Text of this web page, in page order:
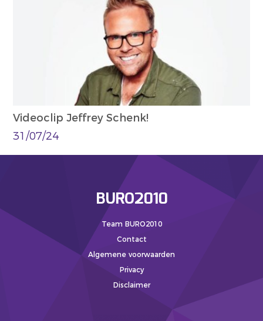
Videoclip Jeffrey Schenk!
31/07/24
BURO2010
Team BURO2010
Contact
Algemene voorwaarden
Privacy
Disclaimer